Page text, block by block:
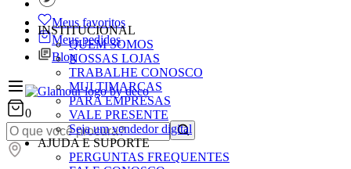
Meus favoritos
Meus pedidos
Blog
0
INSTITUCIONAL
QUEM SOMOS
NOSSAS LOJAS
TRABALHE CONOSCO
MULTIMARCAS
PARA EMPRESAS
VALE PRESENTE
Seja um vendedor digital
AJUDA E SUPORTE
PERGUNTAS FREQUENTES